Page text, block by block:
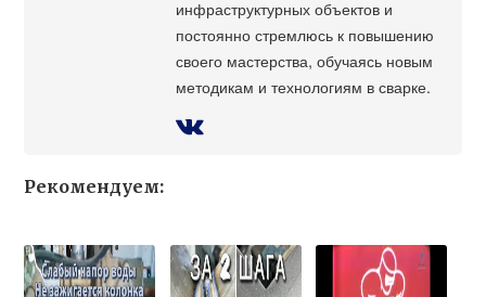
инфраструктурных объектов и
постоянно стремлюсь к повышению
своего мастерства, обучаясь новым
методикам и технологиям в сварке.
Рекомендуем: